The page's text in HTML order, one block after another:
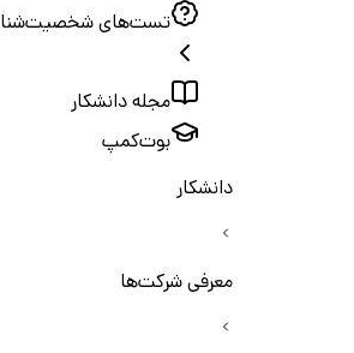
تست‌های
مجله دانشکار
بوت‌کمپ
دانشکار
معرفی شرکت‌ها